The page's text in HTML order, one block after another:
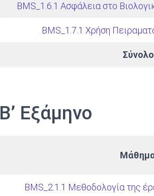
BMS_1.6.1 Ασφάλεια στο
BMS_1.7.1 Χρήση
Σύνολο
Β’ Εξάμηνο
BMS_2.1.1 Μεθοδολογία της